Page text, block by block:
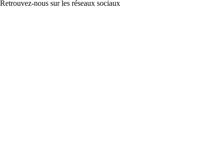
Retrouvez-nous sur les réseaux sociaux